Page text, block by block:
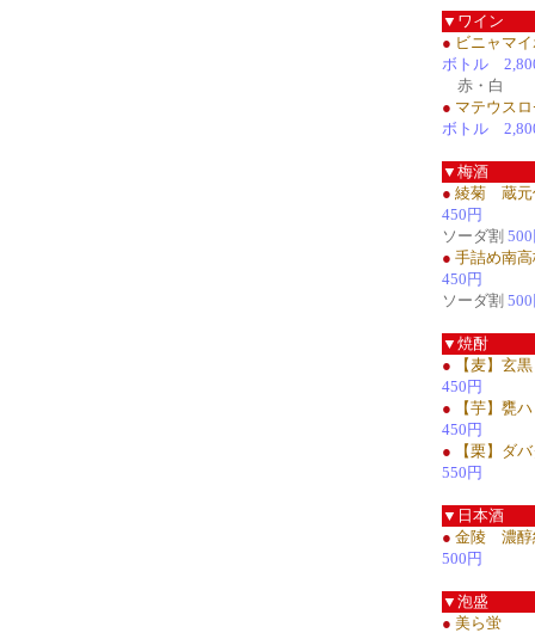
▼ワイン
● ビニャマ
ボトル
赤・白
● マテウス
ボトル
▼梅酒
● 綾菊 蔵元
450円
ソーダ割
● 手詰め南
450円
ソーダ割
▼焼酎
● 【麦】玄黒
450円
● 【芋】甕ハ
450円
● 【栗】ダ
550円
▼日本酒
● 金陵 濃醇
500円
▼泡盛
● 美ら蛍